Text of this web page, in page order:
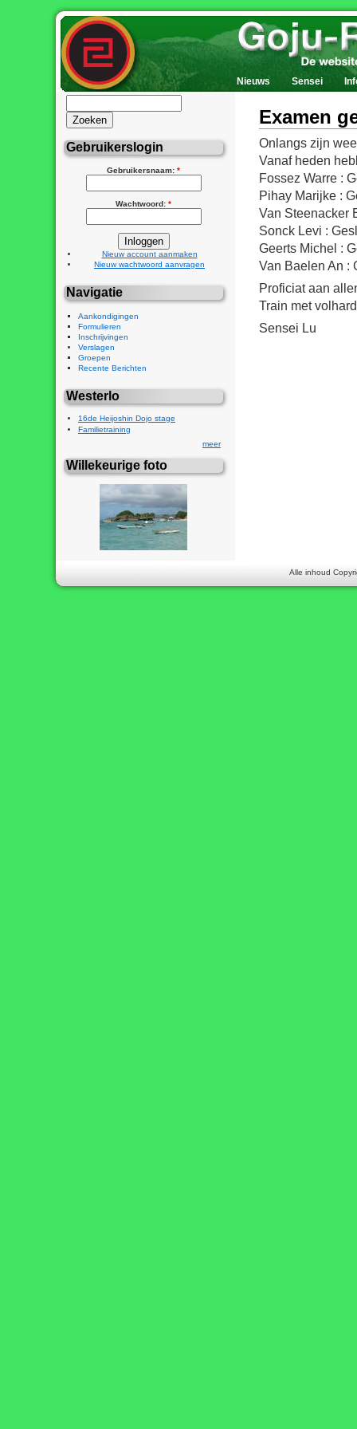
Nieuws Sensei
Gebruikerslogin
Gebruikersnaam: *
Wachtwoord: *
Nieuw account aanmaken
Nieuw wachtwoord aanvragen
Navigatie
Aankondigingen
Formulieren
Inschrijvingen
Verslagen
Groepen
Recente Berichten
Westerlo
16de Heijoshin Dojo stage
Familietraining
meer
Willekeurige foto
Examen
Onlangs zijn
Vanaf heden
Fossez Warre :
Pihay Marijke :
Van Steenacker
Sonck Levi :
Geerts Michel :
Van Baelen An :
Proficiat aan
Train met
Sensei Lu
Alle inhoud